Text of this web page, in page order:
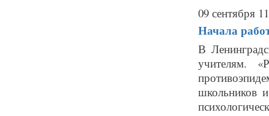
09 сентября
Начала
В
учителям.
школьников